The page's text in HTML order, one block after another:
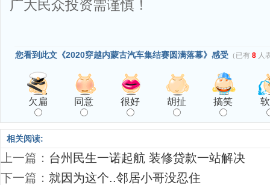
广大民众投资需谨慎！
您看到此文《2020穿越内蒙古汽车集结赛圆满落幕》感受 （已有 8 人
欠扁 同意 很好 胡扯 搞笑
相关阅读:
上一篇： 台州民生一诺起航 装修贷款一站解决
下一篇： 就因为这个..邻居小哥没忍住